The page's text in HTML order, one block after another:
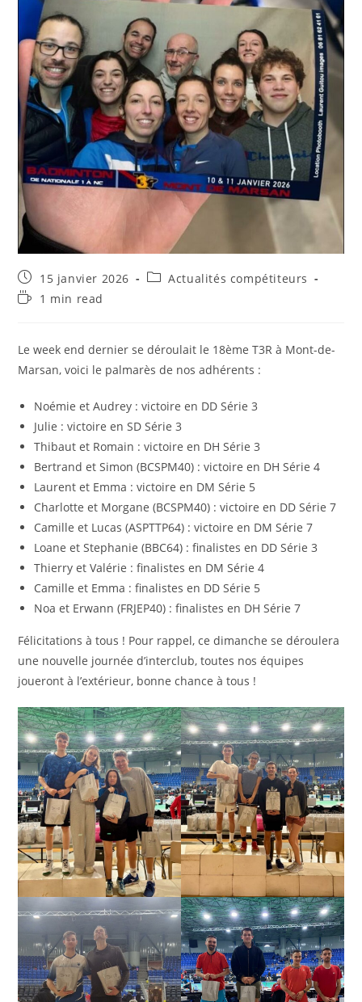
Publication
publiée :
15 janvier 2026
PostActualités compétiteurs
Temps1 min read
Le week end dernier se déroulait le 18ème T3R à Mont-de-
Marsan, voici le palmarès de nos adhérents :
Noémie et Audrey : victoire en DD Série 3
Julie : victoire en SD Série 3
Thibaut et Romain : victoire en DH Série 3
Bertrand et Simon (BCSPM40) : victoire en DH Série 4
Laurent et Emma : victoire en DM Série 5
Charlotte et Morgane (BCSPM40) : victoire en DD Série 7
Camille et Lucas (ASPTTP64) : victoire en DM Série 7
Loane et Stephanie (BBC64) : finalistes en DD Série 3
Thierry et Valérie : finalistes en DM Série 4
Camille et Emma : finalistes en DD Série 5
Noa et Erwann (FRJEP40) : finalistes en DH Série 7
Félicitations à tous ! Pour rappel, ce dimanche se déroulera
une nouvelle journée d’interclub, toutes nos équipes
joueront à l’extérieur, bonne chance à tous !